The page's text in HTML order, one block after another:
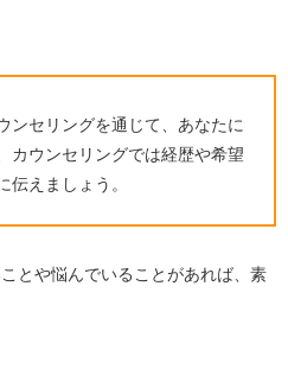
ンセリングを通じて、あなたに
カウンセリングでは経歴や希望
伝えましょう。
とや悩んでいることがあれば、素